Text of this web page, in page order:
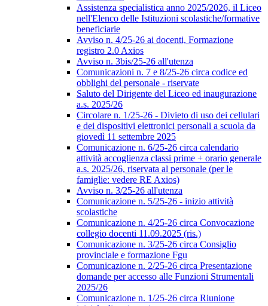
Assistenza specialistica anno 2025/2026, il Liceo
nell'Elenco delle Istituzioni scolastiche/formative
beneficiarie
Avviso n. 4/25-26 ai docenti, Formazione
registro 2.0 Axios
Avviso n. 3bis/25-26 all'utenza
Comunicazioni n. 7 e 8/25-26 circa codice ed
obblighi del personale - riservate
Saluto del Dirigente del Liceo ed inaugurazione
a.s. 2025/26
Circolare n. 1/25-26 - Divieto di uso dei cellulari
e dei dispositivi elettronici personali a scuola da
giovedì 11 settembre 2025
Comunicazione n. 6/25-26 circa calendario
attività accoglienza classi prime + orario generale
a.s. 2025/26, riservata al personale (per le
famiglie: vedere RE Axios)
Avviso n. 3/25-26 all'utenza
Comunicazione n. 5/25-26 - inizio attività
scolastiche
Comunicazione n. 4/25-26 circa Convocazione
collegio docenti 11.09.2025 (ris.)
Comunicazione n. 3/25-26 circa Consiglio
provinciale e formazione Fgu
Comunicazione n. 2/25-26 circa Presentazione
domande per accesso alle Funzioni Strumentali
2025/26
Comunicazione n. 1/25-26 circa Riunione